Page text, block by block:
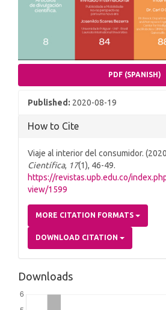
PDF (SPANISH)
Published: 2020-08-19
How to Cite
Viaje al interior del consumidor.
Científica, 17(1), 46-49.
https://revistas.upb.edu.co/
view/1599
MORE CITATION FORMATS
DOWNLOAD CITATION
Downloads